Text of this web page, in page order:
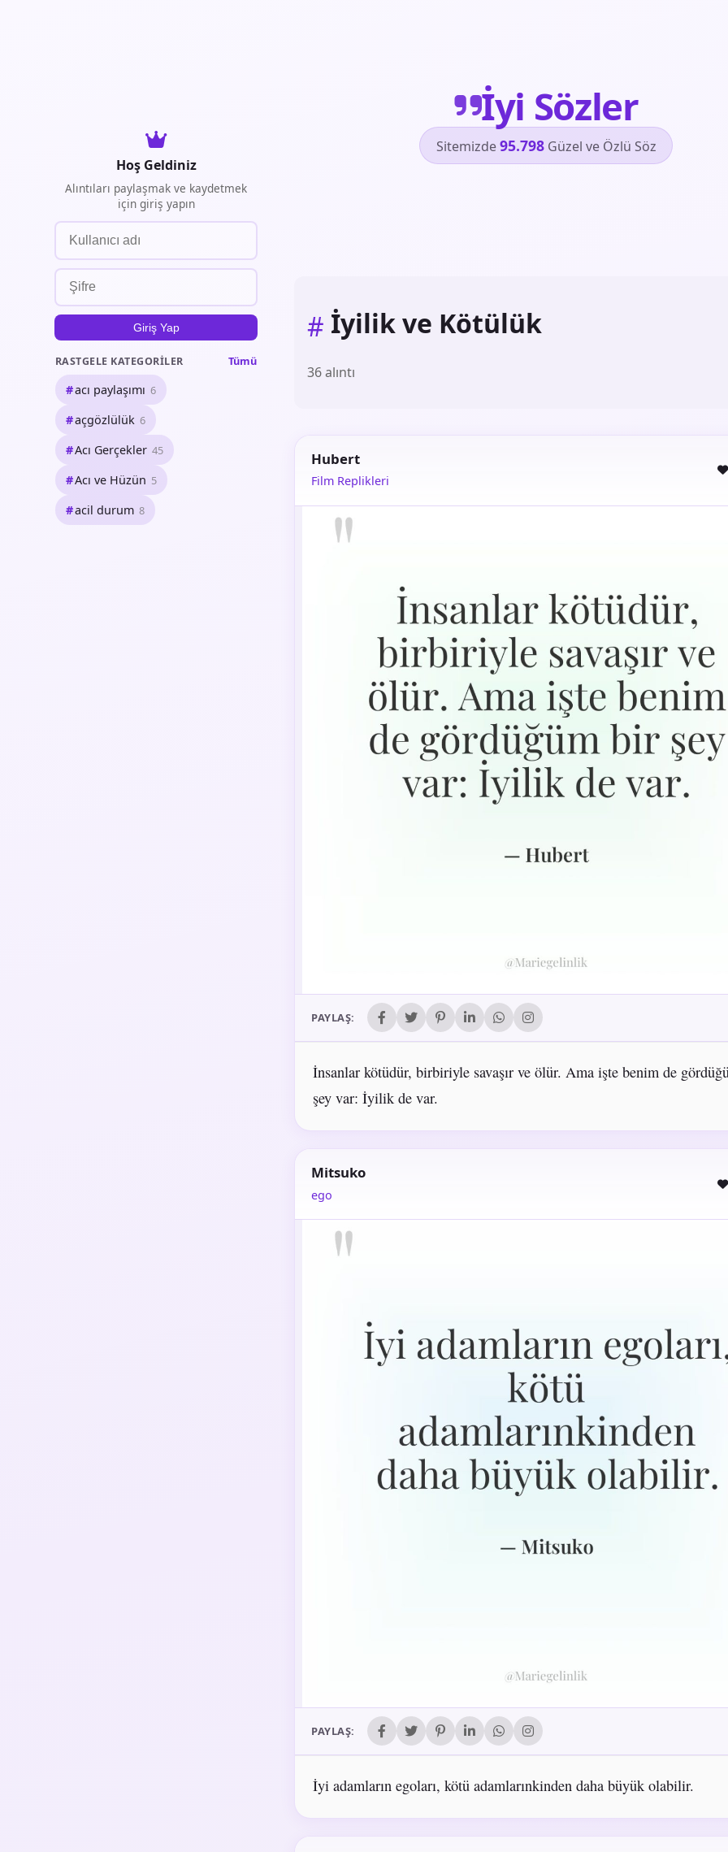
İyi Sözler
Sitemizde95.798Güzel ve Özlü Söz
Hoş Geldiniz
Alıntıları paylaşmak ve kaydetmek
için giriş yapın
Giriş Yap
RASTGELE KATEGORILER Tümü
acı paylaşımı 6
açgözlülük 6
Acı Gerçekler 45
Acı ve Hüzün 5
acil durum 8
# İyilik ve Kötülük
36 alıntı
Hubert
Film Replikleri
PAYLAŞ:
İnsanlar kötüdür, birbiriyle savaşır ve ölür. Ama işte benim de
şey var: İyilik de var.
Mitsuko
ego
PAYLAŞ:
İyi adamların egoları, kötü adamlarınkinden daha büyük olabilir.